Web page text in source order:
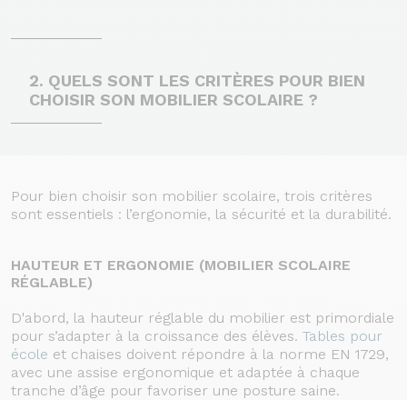
2. QUELS SONT LES CRITÈRES POUR BIEN
CHOISIR SON MOBILIER SCOLAIRE ?
Pour bien choisir son mobilier scolaire, trois critères
sont essentiels : l’ergonomie, la sécurité et la durabilité.
HAUTEUR ET ERGONOMIE (MOBILIER SCOLAIRE
RÉGLABLE)
D'abord, la hauteur réglable du mobilier est primordiale
pour s’adapter à la croissance des élèves. Tables pour
école et chaises doivent répondre à la norme EN 1729,
avec une assise ergonomique et adaptée à chaque
tranche d’âge pour favoriser une posture saine.